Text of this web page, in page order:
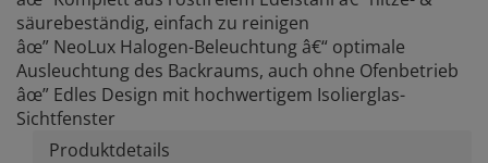
säurebeständig, einfach zu reinigen
âœ” NeoLux Halogen-Beleuchtung â€“ optimale
Ausleuchtung des Backraums, auch ohne Ofenbetrieb
âœ” Edles Design mit hochwertigem Isolierglas-
Sichtfenster
Produktdetails